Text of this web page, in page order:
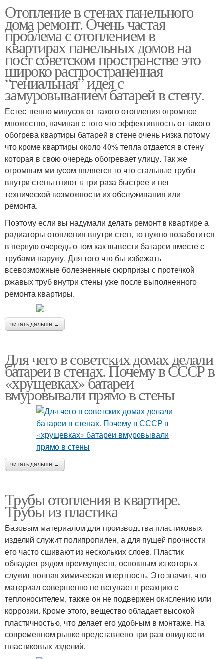
Отопление в стенах панельного
дома ремонт. Очень частая
проблема с отоплением в
квартирах панельных домов на
пост советском пространстве это
широко распространенная
“гениальная” идея с
замуровыванием батарей в стену.
Естественно минусов от такого отопления огромное
множество, начиная с того что эффективность от такого
обогрева квартиры батарей в стене очень низка потому
что кроме квартиры около 40% тепла отдается в стену
которая в свою очередь обогревает улицу. Так же
огромным минусом является то что стальные трубы
внутри стены гниют в три раза быстрее и нет
технической возможности их обслуживания или
ремонта.
Поэтому если вы надумали делать ремонт в квартире а
радиаторы отопления внутри стен, то нужно позаботится
в первую очередь о том как вывести батареи вместе с
трубами наружу. Для того что бы избежать
всевозможные болезненные сюрпризы с протечкой
ржавых труб внутри стены уже после выполненного
ремонта квартиры.
читать дальше →
Для чего в советских домах делали
батареи в стенах. Почему в СССР в
«хрущевках» батареи
вмуровывали прямо в стены
читать дальше →
Трубы отопления в квартире.
Трубы из пластика
Базовым материалом для производства пластиковых
изделий служит полипропилен, а для пущей прочности
его часто сшивают из нескольких слоев. Пластик
обладает рядом преимуществ, основным из которых
служит полная химическая инертность. Это значит, что
материал совершенно не вступает в реакцию с
теплоносителем, также он не подвержен окислению или
коррозии. Кроме этого, вещество обладает высокой
пластичностью, что делает его удобным в монтаже. На
современном рынке представлено три разновидности
пластиковых изделий.